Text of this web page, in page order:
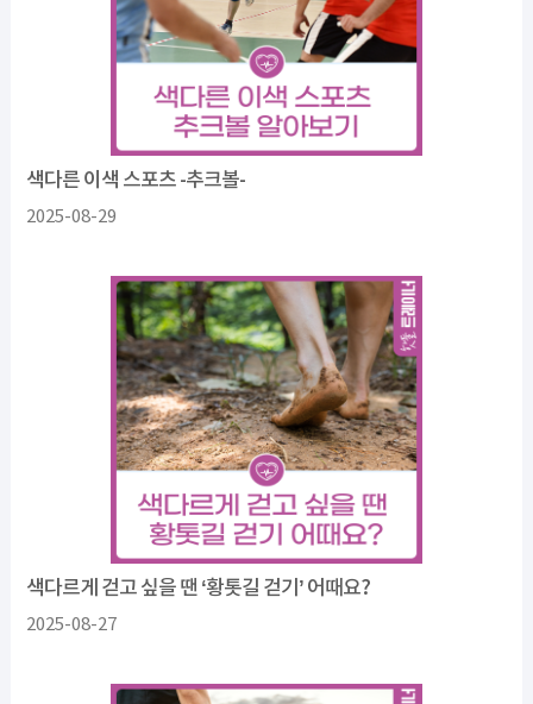
색다른 이색 스포츠 -추크볼-
2025-08-29
색다르게 걷고 싶을 땐 ‘황톳길 걷기’ 어때요?
2025-08-27